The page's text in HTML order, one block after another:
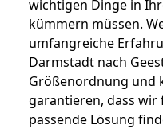
wichtigen Dinge in
kümmern müssen.
umfangreiche
Darmstadt nach
Größenordnung und
garantieren, dass wir
passende Lösung